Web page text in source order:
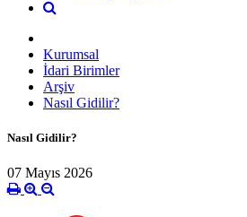
Kurumsal
İdari Birimler
Arşiv
Nasıl Gidilir?
Nasıl Gidilir?
07 Mayıs 2026